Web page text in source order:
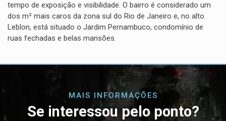
tempo de exposição e visibilidade. O bairro é considerado um
dos m² mais caros da zona sul do Rio de Janeiro e, no alto
Leblon, está situado o Jardim Pernambuco, condomínio de
ruas fechadas e belas mansões.
MAIS INFORMAÇÕES
Se interessou pelo ponto?